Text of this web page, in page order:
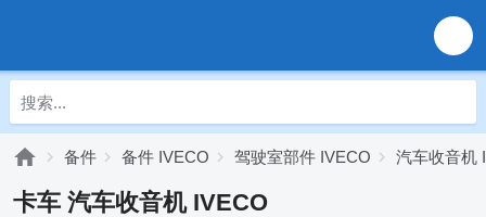
备件 备件 IVECO 驾驶室部件 IVECO 汽车收音机
卡车 汽车收音机 IVECO